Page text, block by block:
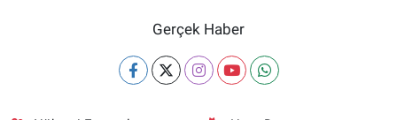
Gerçek Haber
Türkiye'nin Gündemi
Yerel Gündem